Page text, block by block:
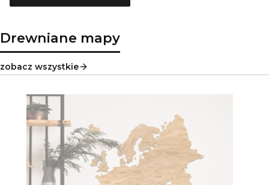
Drewniane mapy
zobacz wszystkie